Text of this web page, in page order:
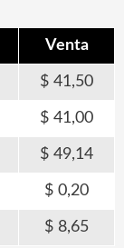
Venta
41,50
41,00
49,14
0,20
8,65